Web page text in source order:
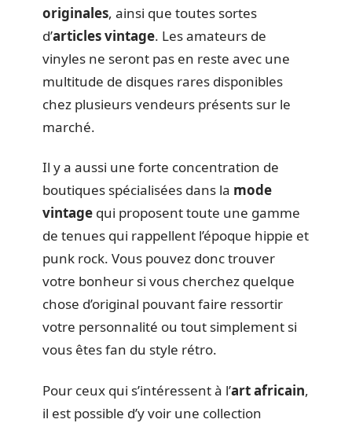
originales, ainsi que toutes sortes
d’articles vintage. Les amateurs de
vinyles ne seront pas en reste avec une
multitude de disques rares disponibles
chez plusieurs vendeurs présents sur le
marché.
Il y a aussi une forte concentration de
boutiques spécialisées dans la mode
vintage qui proposent toute une gamme
de tenues qui rappellent l’époque hippie et
punk rock. Vous pouvez donc trouver
votre bonheur si vous cherchez quelque
chose d’original pouvant faire ressortir
votre personnalité ou tout simplement si
vous êtes fan du style rétro.
Pour ceux qui s’intéressent à l’art africain,
il est possible d’y voir une collection